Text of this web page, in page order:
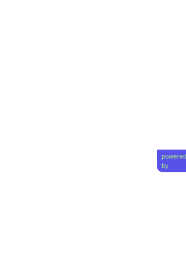
powered
by